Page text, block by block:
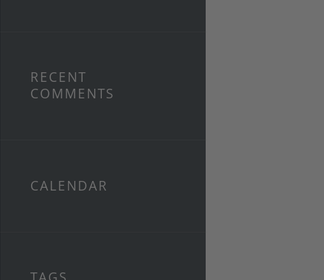
RECENT
COMMENTS
CALENDAR